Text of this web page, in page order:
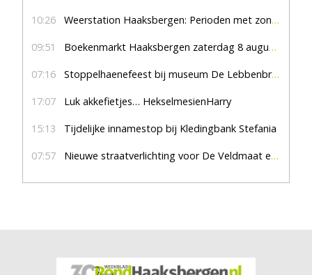
10:26 Weerstation Haaksbergen: Perioden met zon en droog
09:51 Boekenmarkt Haaksbergen zaterdag 8 augustus, marktplein Haaksbergen
07:16 Stoppelhaenefeest bij museum De Lebbenbrugge
17:07 Luk akkefietjes… HekselmesienHarry
15:13 Tijdelijke innamestop bij Kledingbank Stefania
07:57 Nieuwe straatverlichting voor De Veldmaat en De Pas